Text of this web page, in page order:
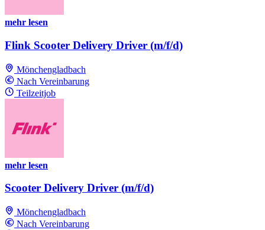
mehr lesen
Flink Scooter Delivery Driver (m/f/d)
Mönchengladbach
Nach Vereinbarung
Teilzeitjob
mehr lesen
Scooter Delivery Driver (m/f/d)
Mönchengladbach
Nach Vereinbarung